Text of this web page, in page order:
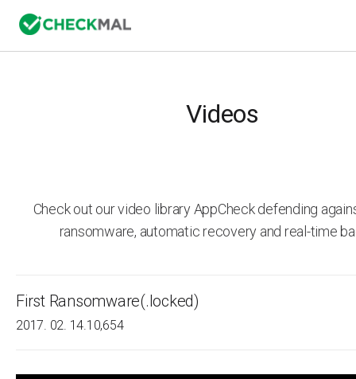
Videos
Check out our video library AppCheck defending
ransomware, automatic recovery and real-time
First Ransomware(.locked)
2017. 02. 14.10,654